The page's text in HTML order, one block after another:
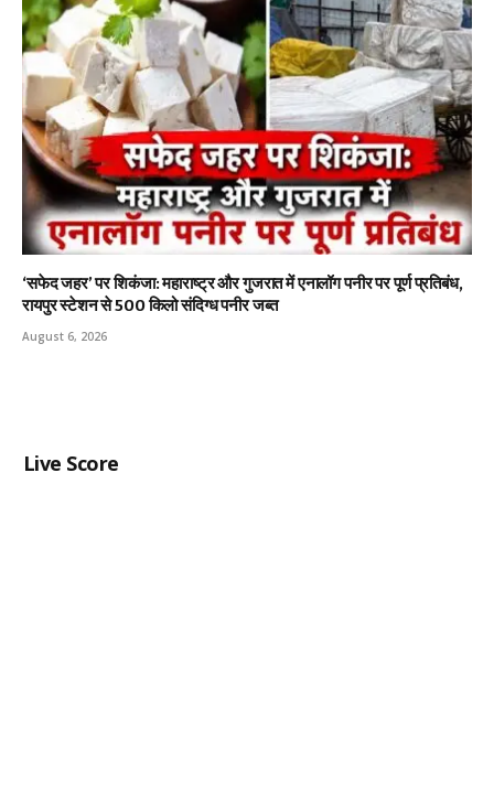
‘सफेद जहर’ पर शिकंजा: महाराष्ट्र और गुजरात में एनालॉग पनीर पर पूर्ण प्रतिबंध,
रायपुर स्टेशन से 500 किलो संदिग्ध पनीर जब्त
August 6, 2026
Live Score